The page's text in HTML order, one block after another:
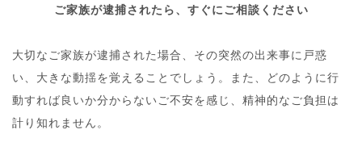
ご家族が逮捕されたら、すぐにご相談ください
大切なご家族が逮捕された場合、その突然の出来事に戸惑
い、大きな動揺を覚えることでしょう。また、どのように行
動すれば良いか分からないご不安を感じ、精神的なご負担は
計り知れません。